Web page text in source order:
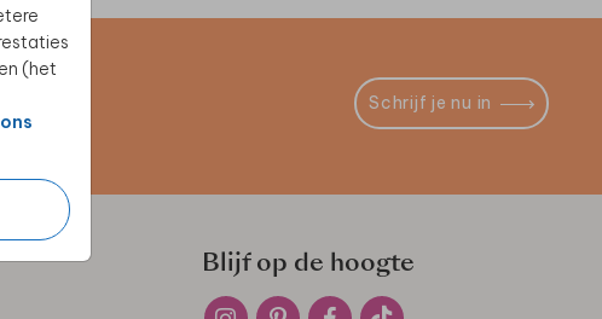
(het
ons
Schrijf je nu in
Blijf op de hoogte